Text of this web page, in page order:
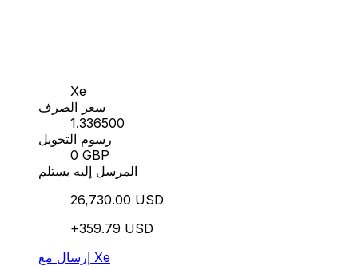
Xe
سعر الصرف
1.336500
رسوم التحويل
0 GBP
المرسل إليه يستلم
26,730.00 USD
+359.79 USD
إرسال مع Xe